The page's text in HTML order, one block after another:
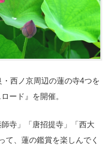
西ノ京周辺の蓮の寺4つを
ード』を開催。
寺」「唐招提寺」「西大
て、蓮の鑑賞を楽しんでく